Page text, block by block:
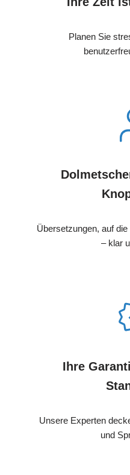
Planen Sie
Übersetzungen, auf
– klar
Ihre
Unsere Experten
und